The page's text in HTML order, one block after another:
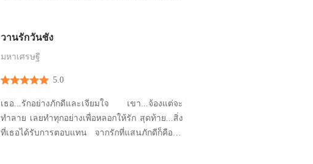
คนสวน ไหนจะช่วยสอนแอคติ้งให้‘มธุรดา’ แถม
ยังเลือกสอนเฉพาะการจูบเสียด้วยพระเอกน
วานรักวันชัง
มหาเศรษฐี
5.0
เธอ...รักอย่างภักดีและเจียมใจ เขา...จ้องแต่จะ
ทำลาย เลยทำทุกอย่างเพื่อหลอกให้รัก สุดท้าย...สิ่ง
ที่เธอได้รับการตอบแทน จากรักที่แสนภักดีก็คือคำ